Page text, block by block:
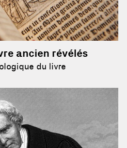
ancien révélés
du livre